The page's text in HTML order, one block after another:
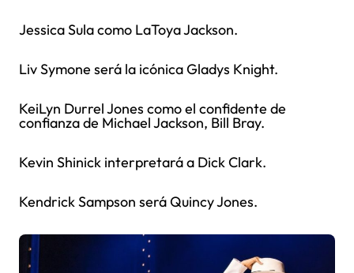
Jessica Sula como LaToya Jackson.
Liv Symone será la icónica Gladys Knight.
KeiLyn Durrel Jones como el confidente de
confianza de Michael Jackson, Bill Bray.
Kevin Shinick interpretará a Dick Clark.
Kendrick Sampson será Quincy Jones.